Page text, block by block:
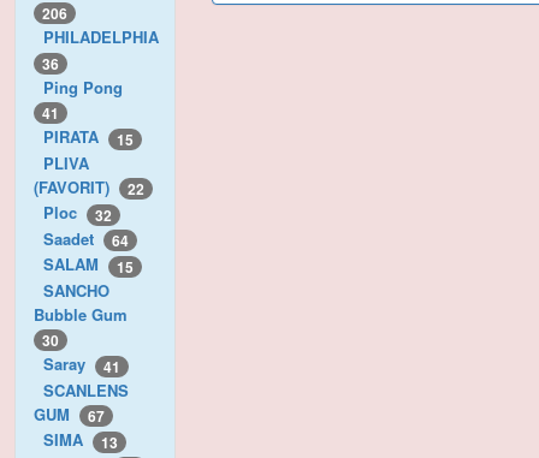
206
PHILADELPHIA
36
Ping Pong
41
PIRATA 15
PLIVA
(FAVORIT)
22
Ploc 32
Saadet 64
SALAM 15
SANCHO
Bubble Gum
30
Saray 41
SCANLENS
GUM
67
SIMA 13